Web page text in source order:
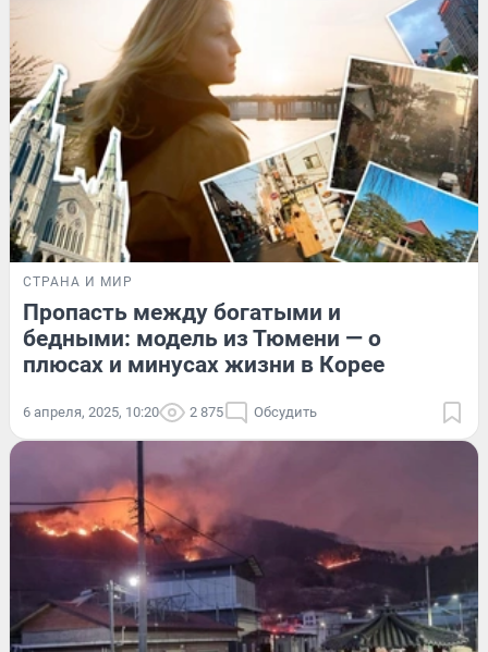
СТРАНА И МИР
Пропасть между богатыми и
бедными: модель из Тюмени — о
плюсах и минусах жизни в Корее
6 апреля, 2025, 10:20 2 875 Обсудить